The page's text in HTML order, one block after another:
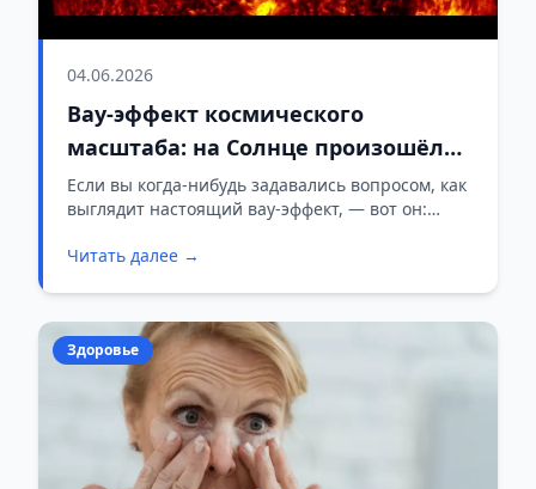
04.06.2026
Вау-эффект космического
масштаба: на Солнце произошёл
чёрный взрыв
Если вы когда-нибудь задавались вопросом, как
выглядит настоящий вау-эффект, — вот он:
Читать далее →
Здоровье